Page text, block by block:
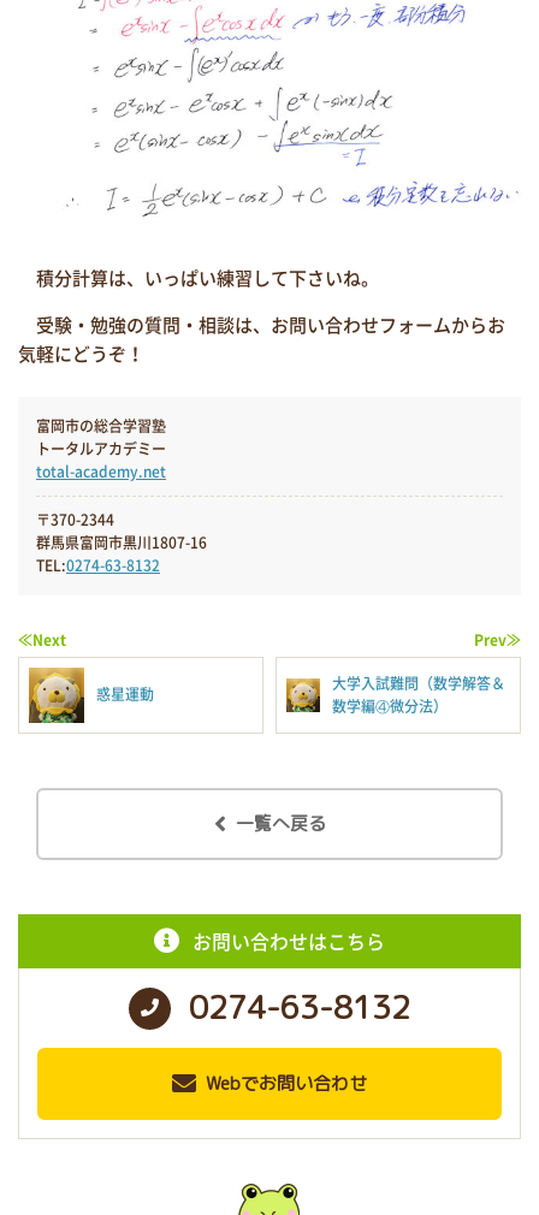
積分計算は、いっぱい練習して下さいね。
受験・勉強の質問・相談は、お問い合わせフォームからお
気軽にどうぞ！
富岡市の総合学習塾
トータルアカデミー
total-academy.net
〒370-2344
群馬県富岡市黒川1807-16
TEL:0274-63-8132
≪Next
惑星運動
Prev≫
大学入試難問（数学解答＆
数学編④微分法）
一覧へ戻る
お問い合わせはこちら
0274-63-8132
Webでお問い合わせ